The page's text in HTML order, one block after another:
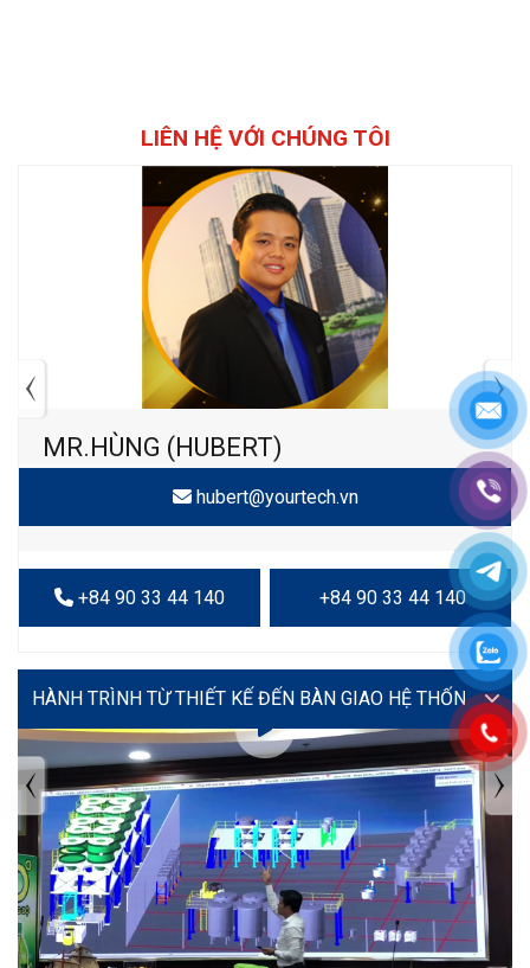
LIÊN HỆ VỚI CHÚNG TÔI
MR.HÙNG (HUBERT)
hubert@yourtech.vn
+84 90 33 44 140 +84 90 33 44 140
VIDEO
TIN TỨC MỚI NHẤT
Tuyển dụng: Nhân viên KẾ TOÁN